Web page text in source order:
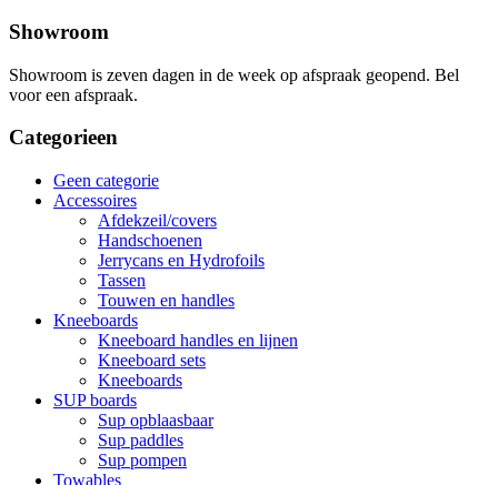
Showroom
Showroom is zeven dagen in de week op afspraak geopend. Bel
voor een afspraak.
Categorieen
Geen categorie
Accessoires
Afdekzeil/covers
Handschoenen
Jerrycans en Hydrofoils
Tassen
Touwen en handles
Kneeboards
Kneeboard handles en lijnen
Kneeboard sets
Kneeboards
SUP boards
Sup opblaasbaar
Sup paddles
Sup pompen
Towables